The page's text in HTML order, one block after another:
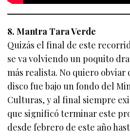
8. Mantra Tara Verde
Quizás el final de este
se va volviendo un poquito
más realista. No quiero
disco fue bajo un fondo del
Culturas, y al final siempre
que significó terminar este
desde febrero de este año